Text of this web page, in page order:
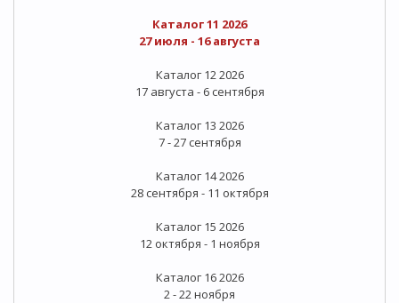
Каталог 11 2026
27 июля - 16 августа
Каталог 12 2026
17 августа - 6 сентября
Каталог 13 2026
7 - 27 сентября
Каталог 14 2026
28 сентября - 11 октября
Каталог 15 2026
12 октября - 1 ноября
Каталог 16 2026
2 - 22 ноября